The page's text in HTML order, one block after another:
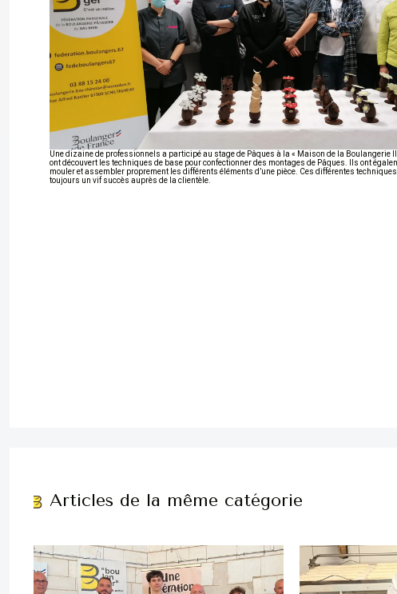
Une dizaine de professionnels a participé au stage de Pâques à la « Maison de la Boulangerie
ont découvert les techniques de base pour confectionner des montages de Pâques. Ils ont
mouler et assembler proprement les différents éléments d’une pièce. Ces différentes
toujours un vif succès auprès de la clientèle.
Articles de la même catégorie